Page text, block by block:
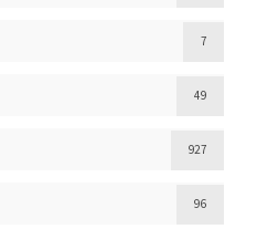
7
49
927
96